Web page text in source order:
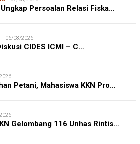
Ungkap Persoalan Relasi Fiska…
06/08/2026
CIDES ICMI – C…
Petani, Mahasiswa KKN Pro…
Gelombang 116 Unhas Rintis…